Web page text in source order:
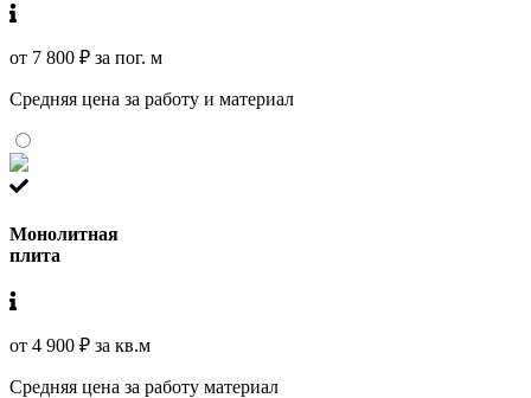
от 7 800 ₽ за пог. м
Средняя цена за работу и материал
Монолитная
плита
от 4 900 ₽ за кв.м
Средняя цена за работу материал